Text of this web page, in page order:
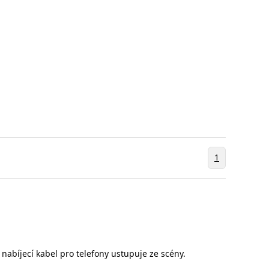
1
kabel pro telefony ustupuje ze scény.